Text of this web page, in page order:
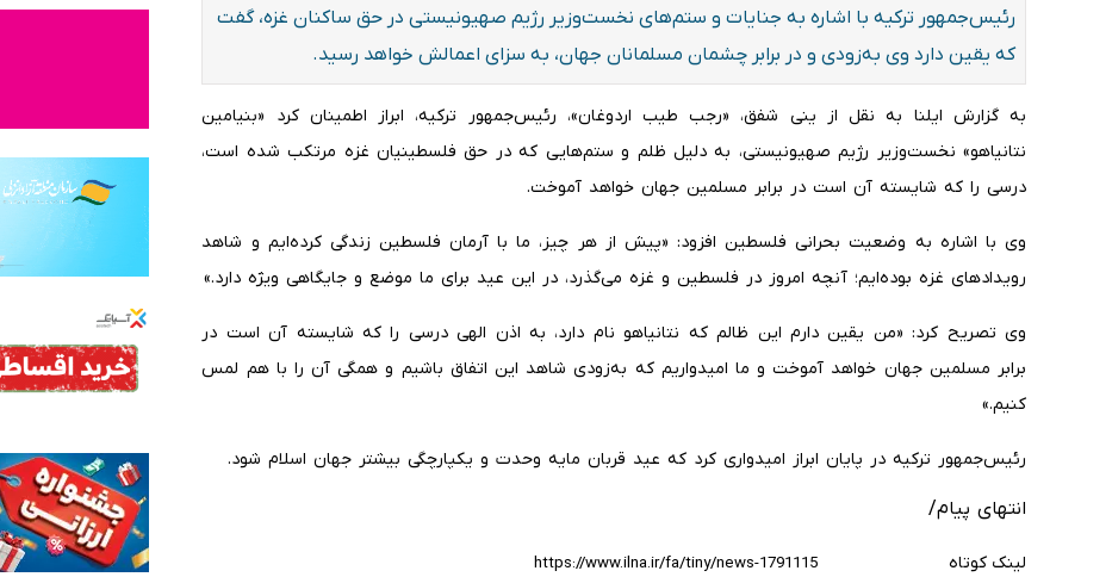
رئیس‌جمهور ترکیه با اشاره به جنایات و ستم‌های نخست‌وزیر رژیم صهیونیستی در حق ساکنان غزه، گفت
که یقین دارد وی به‌زودی و در برابر چشمان مسلمانان جهان، به سزای اعمالش خواهد رسید.
به گزارش ایلنا به نقل از ینی شفق، «رجب طیب اردوغان»، رئیس‌جمهور ترکیه، ابراز اطمینان کرد «بنیامین
نتانیاهو» نخست‌وزیر رژیم صهیونیستی، به دلیل ظلم و ستم‌هایی که در حق فلسطینیان غزه مرتکب شده است،
درسی را که شایسته آن است در برابر مسلمین جهان خواهد آموخت.
وی با اشاره به وضعیت بحرانی فلسطین افزود: «پیش از هر چیز، ما با آرمان فلسطین زندگی کرده‌ایم و شاهد
رویدادهای غزه بوده‌ایم؛ آنچه امروز در فلسطین و غزه می‌گذرد، در این عید برای ما موضع و جایگاهی ویژه دارد.»
وی تصریح کرد: «من یقین دارم این ظالم که نتانیاهو نام دارد، به اذن الهی درسی را که شایسته آن است در
برابر مسلمین جهان خواهد آموخت و ما امیدواریم که به‌زودی شاهد این اتفاق باشیم و همگی آن را با هم لمس
کنیم.»
رئیس‌جمهور ترکیه در پایان ابراز امیدواری کرد که عید قربان مایه وحدت و یکپارچگی بیشتر جهان اسلام شود.
انتهای پیام/
لینک کوتاه